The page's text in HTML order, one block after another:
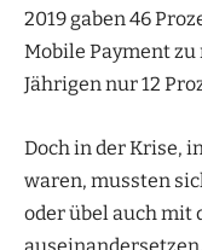
2019 gaben 46
Mobile Payment
Jährigen nur 12
Doch in der Krise,
waren, mussten
oder übel auch